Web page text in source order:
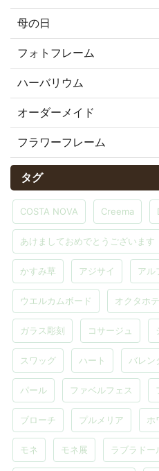
母の日
フォトフレーム
ハーバリウム
オーダーメイド
フラワーフレーム
タグ
COSTA NOVA Creema
あけましておめでとうございます
かすみ草 アジサイ アル
ウエルカムボード オクタホ
ガラス彫刻 コサージュ
スワッグ ハート バレン
パール ファベルフェス
ブローチ プルメリア ホ
モネ モネ展 ラブラドー